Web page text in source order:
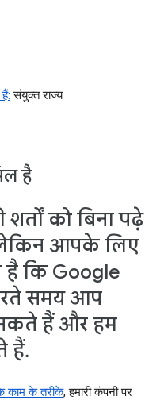
संयुक्त राज्य
है
को बिना पढ़े
आपके लिए
है कि Google
समय आप
हैं और हम
हैं.
काम के तरीके, हमारी कंपनी पर